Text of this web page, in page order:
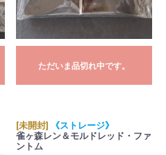
ただいま品切れ中です。
[未開封]
《ストレージ》
雀ヶ森レン＆モルドレッド・ファ
ントム